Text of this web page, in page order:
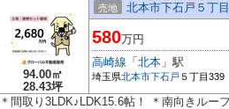
94.00㎡
28.43坪
売地 北本市下石戸５丁
580万円
高崎線 「 北本 」駅
埼玉県北本市下石戸 ５丁目339
＊間取り3LDK♪LDK15.6帖！ ＊南向きルー